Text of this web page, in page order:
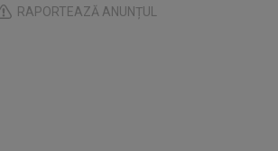
RAPORTEAZĂ ANUNȚUL